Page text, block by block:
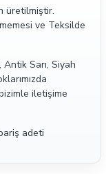
üretilmiştir.
ve Teksilde
Sarı, Siyah
iletişime
adeti